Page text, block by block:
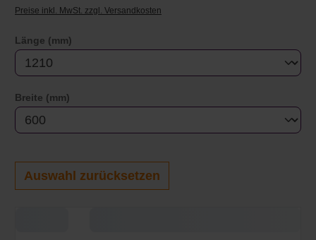
Preise inkl. MwSt. zzgl. Versandkosten
Länge (mm)
Breite (mm)
Auswahl zurücksetzen